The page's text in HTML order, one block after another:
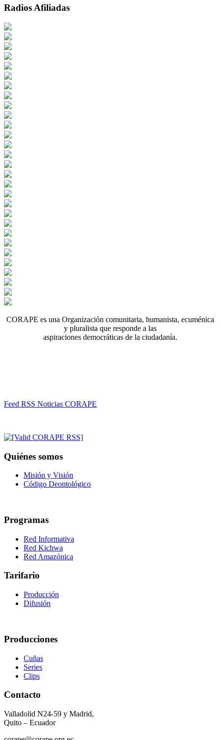
Radios Afiliadas
CORAPE es una Organización comunitaria, humanista, ecuménica
y pluralista que responde a las
aspiraciones democráticas de la ciudadanía.
Feed RSS Noticias CORAPE
Quiénes somos
Misión y Visión
Código Deontológico
Programas
Red Informativa
Red Kichwa
Red Amazónica
Tarifario
Producción
Difusión
Producciones
Cuñas
Series
Clips
Contacto
Valladolid N24-59 y Madrid,
Quito – Ecuador